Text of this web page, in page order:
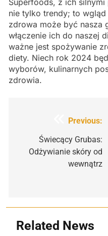
Superfoods, z ich
nie tylko trendy; to
zdrowa może być nasza
włączenie ich do naszej
ważne jest spożywanie
diety. Niech rok 2024
wyborów, kulinarnych
zdrowia.
Nawigacja
wpisu
Previous:
Świecący Grubas:
Odżywianie skóry od
wewnątrz
Related News